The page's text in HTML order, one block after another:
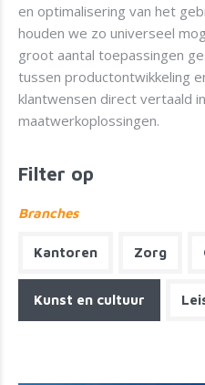
en optimalisering van het
houden we zo universeel
groot aantal toepassingen
tussen productontwikkeling
klantwensen direct vertaald
maatwerkoplossingen.
Filter op
Branches
Kantoren Zorg
Kunst en cultuur